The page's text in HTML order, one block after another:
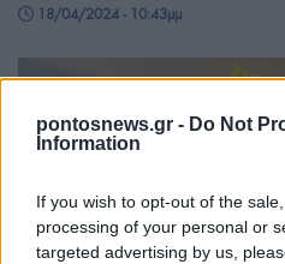
pontosnews.gr - Do Not
Information
If you wish to opt-out of the
processing of your personal or
targeted advertising by us,
18/04/2024 - 10:43μμ